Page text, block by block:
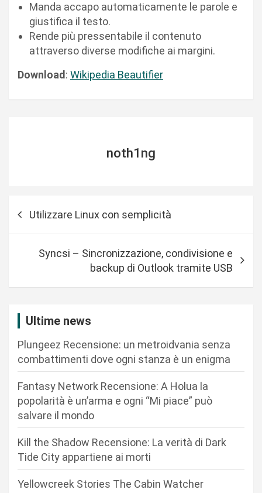
Manda accapo automaticamente le parole e
giustifica il testo.
Rende più pressentabile il contenuto
attraverso diverse modifiche ai margini.
Download : Wikipedia Beautifier
noth1ng
Utilizzare Linux con semplicità
Syncsi – Sincronizzazione, condivisione e
backup di Outlook tramite USB
Ultime news
Plungeez Recensione: un metroidvania senza
combattimenti dove ogni stanza è un enigma
Fantasy Network Recensione: A Holua la
popolarità è un’arma e ogni “Mi piace” può
salvare il mondo
Kill the Shadow Recensione: La verità di Dark
Tide City appartiene ai morti
Yellowcreek Stories The Cabin Watcher